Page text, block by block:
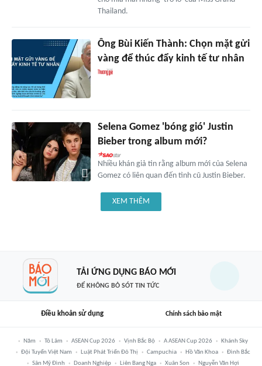
Thailand.
Ông Bùi Kiến Thành: Chọn mặt gửi
vàng để thúc đẩy kinh tế tư nhân
Selena Gomez 'bóng gió' Justin
Bieber trong album mới?
Nhiều khán giả tin rằng album mới của Selena
Gomez có liên quan đến tình cũ Justin Bieber.
XEM THÊM
TẢI ỨNG DỤNG BÁO MỚI
ĐỂ KHÔNG BỎ SÓT TIN TỨC
Điều khoản sử dụng Chính sách bảo mật
Năm Tô Lâm ASEAN Cup 2026 Vịnh Bắc Bộ A ASEAN Cup 2026
Khánh Sky
Đội Tuyển Việt Nam
Luật Phát Triển Đô Thị Campuchia Hồ Văn Khoa
Đình Bắc
Sân Mỹ Đình
Doanh Nghiệp Liên Bang Nga Xuân Son Nguyễn Văn Hợi